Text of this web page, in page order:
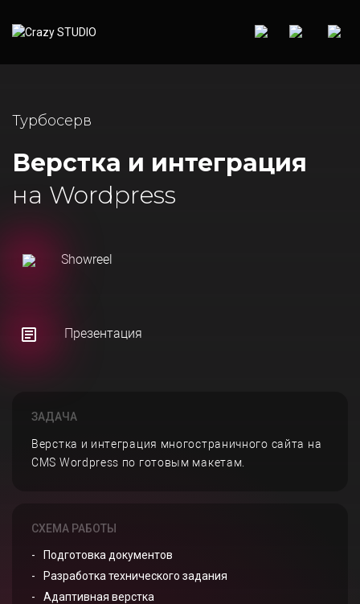
Турбосерв
Верстка и интеграция
на Wordpress
Showreel
Презентация
ЗАДАЧА
Верстка и интеграция многостраничного сайта на
CMS Wordpress по готовым макетам.
СХЕМА РАБОТЫ
Подготовка документов
Разработка технического задания
Адаптивная верстка